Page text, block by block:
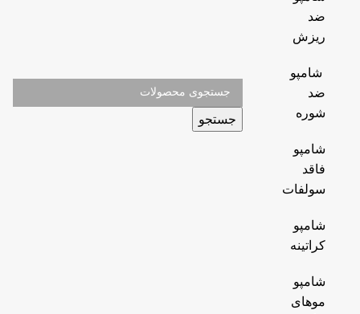
ضد
ریزش
شامپو
ضد
شوره
شامپو
فاقد
سولفات
شامپو
کراتینه
شامپو
موهای
جستجو